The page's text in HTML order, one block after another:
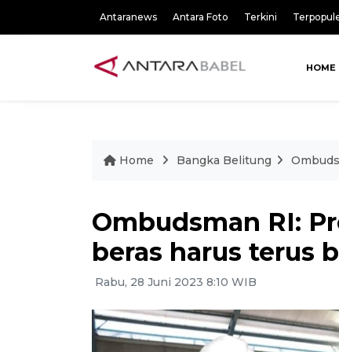
Antaranews Antara Foto Terkini
HOME
Home Bangka Belitung
Ombudsman RI:
beras harus terus
Rabu, 28 Juni 2023 8:10 WIB